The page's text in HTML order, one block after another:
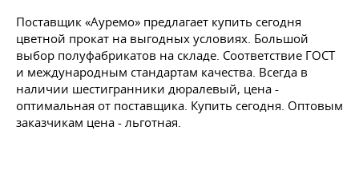
Поставщик «Ауремо» предлагает купить сегодня
цветной прокат на выгодных условиях. Большой
выбор полуфабрикатов на складе. Соответствие ГОСТ
и международным стандартам качества. Всегда в
наличии шестигранники дюралевый, цена -
оптимальная от поставщика. Купить сегодня. Оптовым
заказчикам цена - льготная.